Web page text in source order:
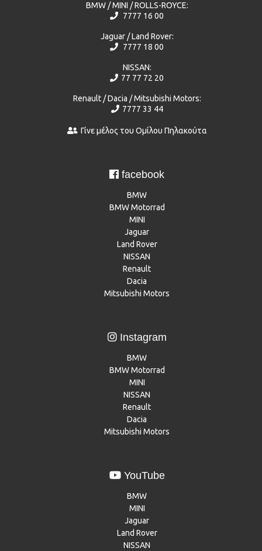
BMW / MINI / ROLLS-ROYCE:
7777 16 00
Jaguar / Land Rover:
7777 18 00
NISSAN:
77 77 72 20
Renault / Dacia / Mitsubishi Motors:
7777 33 44
Γίνε μέλος του Ομίλου Πηλακούτα
facebook
BMW
BMW Motorrad
MINI
Jaguar
Land Rover
NISSAN
Renault
Dacia
Mitsubishi Motors
Instagram
BMW
BMW Motorrad
MINI
NISSAN
Renault
Dacia
Mitsubishi Motors
YouTube
BMW
MINI
Jaguar
Land Rover
NISSAN